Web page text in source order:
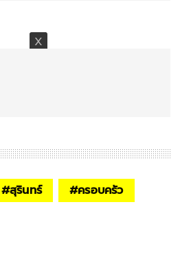
#สุรินทร์ #ครอบครัว